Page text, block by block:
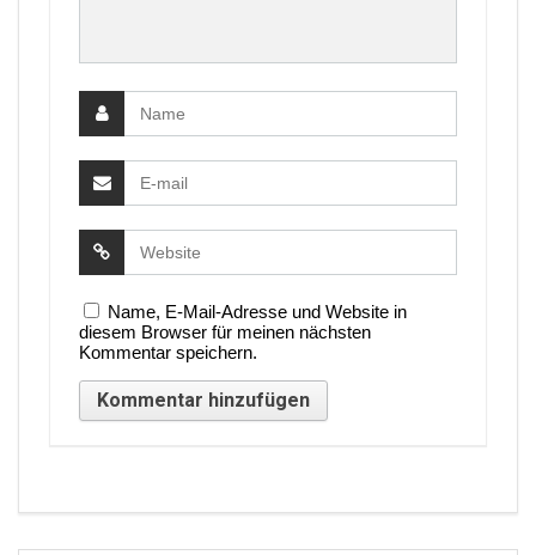
Name, E-Mail-Adresse und Website in
diesem Browser für meinen nächsten
Kommentar speichern.